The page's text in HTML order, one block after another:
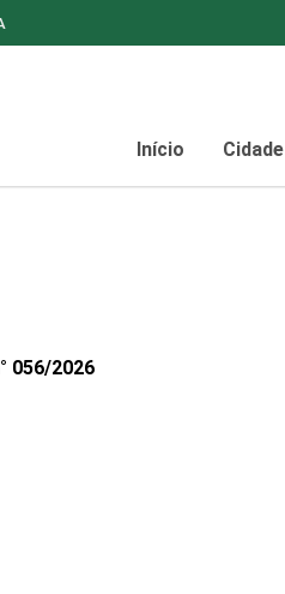
Início Cidade
056/2026